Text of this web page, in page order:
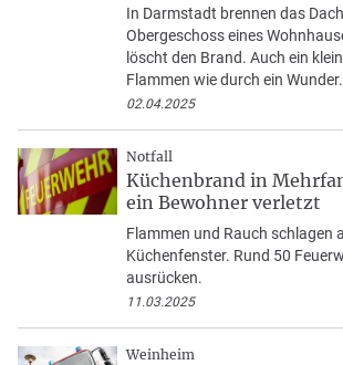
In Darmstadt brennen das
Obergeschoss eines
löscht den Brand. Auch ein
Flammen wie durch ein Wunder.
02.04.2025
Notfall
Küchenbrand in
ein Bewohner verletzt
Flammen und Rauch schlagen
Küchenfenster. Rund 50
ausrücken.
11.03.2025
Weinheim